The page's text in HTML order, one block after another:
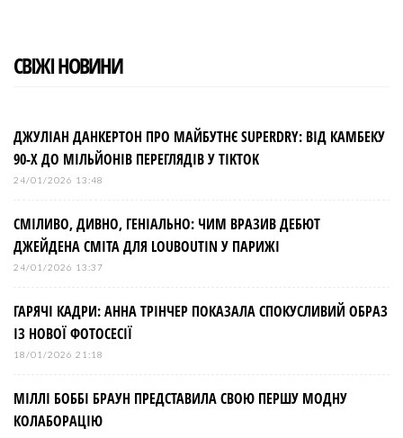
СВІЖІ НОВИНИ
ДЖУЛІАН ДАНКЕРТОН ПРО МАЙБУТНЄ SUPERDRY: ВІД КАМБЕКУ
90-Х ДО МІЛЬЙОНІВ ПЕРЕГЛЯДІВ У TIKTOK
24/01/2026 13:48
СМІЛИВО, ДИВНО, ГЕНІАЛЬНО: ЧИМ ВРАЗИВ ДЕБЮТ
ДЖЕЙДЕНА СМІТА ДЛЯ LOUBOUTIN У ПАРИЖІ
24/01/2026 13:37
ГАРЯЧІ КАДРИ: АННА ТРІНЧЕР ПОКАЗАЛА СПОКУСЛИВИЙ ОБРАЗ
ІЗ НОВОЇ ФОТОСЕСІЇ
18/01/2026 21:18
МІЛЛІ БОББІ БРАУН ПРЕДСТАВИЛА СВОЮ ПЕРШУ МОДНУ
КОЛАБОРАЦІЮ